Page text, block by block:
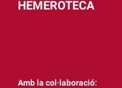
HEMEROTECA
Amb la col·laboració: